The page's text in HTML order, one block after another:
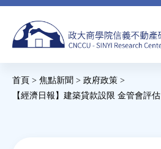
Jump
navigation
搜
搜
尋
您
首頁 > 焦點新聞 > 政府政策 >
【經濟日報】建築貸款設限 金管會評估